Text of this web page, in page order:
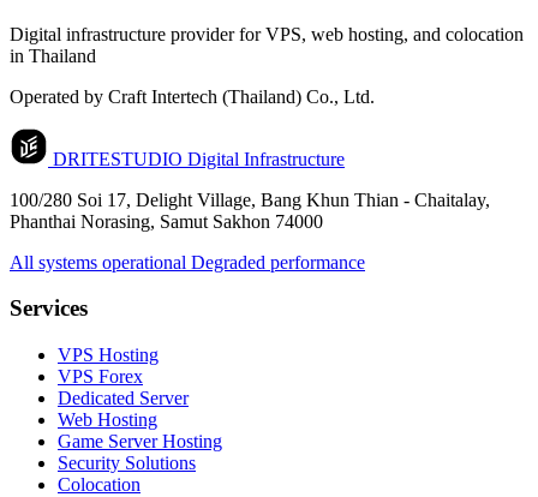
Digital infrastructure provider for VPS, web hosting, and colocation
in Thailand
Operated by Craft Intertech (Thailand) Co., Ltd.
DRITESTUDIO Digital Infrastructure
100/280 Soi 17, Delight Village, Bang Khun Thian - Chaitalay,
Phanthai Norasing, Samut Sakhon 74000
All systems operational Degraded performance
Services
VPS Hosting
VPS Forex
Dedicated Server
Web Hosting
Game Server Hosting
Security Solutions
Colocation